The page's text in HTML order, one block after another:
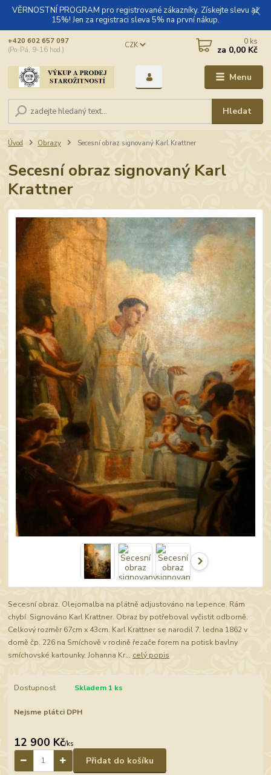
VĚRNOSTNÍ PROGRAM pro registrované zákazníky. Získejte slevu až
15%! Jen za registraci sleva 5% na první nákup.
Menu
CZK
Hledat
+420 602 657 097
(Po-Pá, 9-16 hod.)
0 ks
za 0,00 Kč
Úvod Obrazy Secesní obraz signovaný Karl Krattner
Secesní obraz signovaný Karl
Krattner
Secesní obraz. Olejomalba na plátně adjustováno na lepence. Rám
chybí. Signováno Karl Krattner. Obraz by potřeboval vyčistit odborně.
Celkový rozměr 67cm x 43cm. Karl Krattner se narodil 7. ledna 1862 v
domě čp. 226 na Smíchově v rodině řezače forem na potisk bavlny
smíchovské kartounky, Johanna Kr... celý popis
Dostupnost Skladem 1 ks
Nejsme plátci DPH
12 900 Kč/ks
Přidat do košíku